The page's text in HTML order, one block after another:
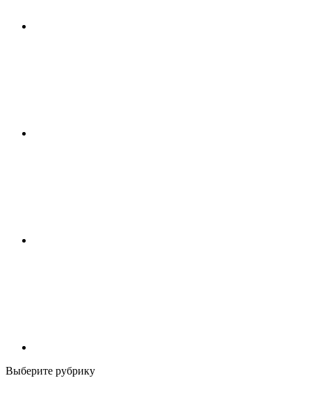
Выберите рубрику